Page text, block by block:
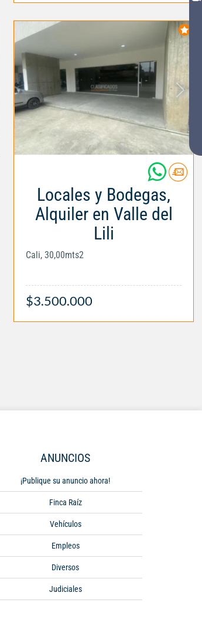
Locales y Bodegas,
Alquiler en Valle del
Lili
Cali, 30,00mts2
$3.500.000
ANUNCIOS
¡Publique su anuncio ahora!
Finca Raíz
Vehículos
Empleos
Diversos
Judiciales